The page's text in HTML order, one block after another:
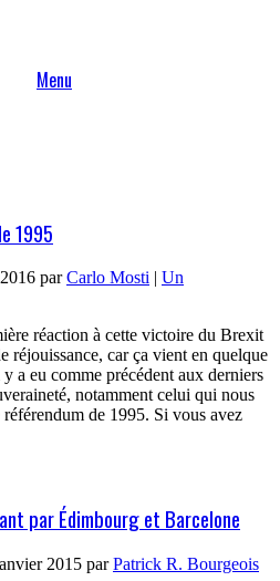
Menu
1995
parCarlo Mosti | Un
réaction à cette victoire du Brexit
réjouissance, car ça vient en quelque
a eu comme précédent aux derniers
notamment celui qui nous
de 1995. Si vous avez
par Édimbourg et Barcelone
2015 parPatrick R. Bourgeois